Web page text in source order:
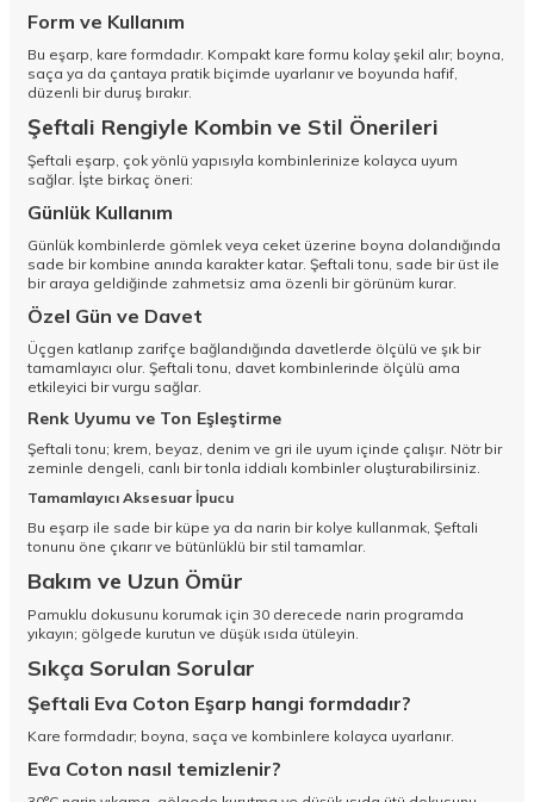
Form ve Kullanım
Bu eşarp, kare formdadır. Kompakt kare formu kolay şekil alır; boyna,
saça ya da çantaya pratik biçimde uyarlanır ve boyunda hafif,
düzenli bir duruş bırakır.
Şeftali Rengiyle Kombin ve Stil Önerileri
Şeftali eşarp, çok yönlü yapısıyla kombinlerinize kolayca uyum
sağlar. İşte birkaç öneri:
Günlük Kullanım
Günlük kombinlerde gömlek veya ceket üzerine boyna dolandığında
sade bir kombine anında karakter katar. Şeftali tonu, sade bir üst ile
bir araya geldiğinde zahmetsiz ama özenli bir görünüm kurar.
Özel Gün ve Davet
Üçgen katlanıp zarifçe bağlandığında davetlerde ölçülü ve şık bir
tamamlayıcı olur. Şeftali tonu, davet kombinlerinde ölçülü ama
etkileyici bir vurgu sağlar.
Renk Uyumu ve Ton Eşleştirme
Şeftali tonu; krem, beyaz, denim ve gri ile uyum içinde çalışır. Nötr bir
zeminle dengeli, canlı bir tonla iddialı kombinler oluşturabilirsiniz.
Tamamlayıcı Aksesuar İpucu
Bu eşarp ile sade bir küpe ya da narin bir kolye kullanmak, Şeftali
tonunu öne çıkarır ve bütünlüklü bir stil tamamlar.
Bakım ve Uzun Ömür
Pamuklu dokusunu korumak için 30 derecede narin programda
yıkayın; gölgede kurutun ve düşük ısıda ütüleyin.
Sıkça Sorulan Sorular
Şeftali Eva Coton Eşarp hangi formdadır?
Kare formdadır; boyna, saça ve kombinlere kolayca uyarlanır.
Eva Coton nasıl temizlenir?